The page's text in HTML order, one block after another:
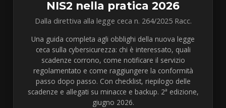
NIS2 nella pratica 2026
Dalla direttiva alla legge ceca n. 264/2025 Racc.
Una guida completa agli obblighi della nuova legge
ceca sulla cybersicurezza: chi è interessato, quali
scadenze corrono, come notificare il servizio
regolamentato e come raggiungere la conformità
passo dopo passo. Con checklist, riepilogo delle
scadenze e allegati su minacce e backup. 2ª edizione,
giugno 2026.